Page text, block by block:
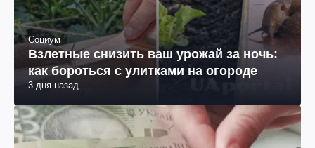
Социум
Взлетные снизить ваш урожай за ночь:
как бороться с улитками на огороде
3 дня назад